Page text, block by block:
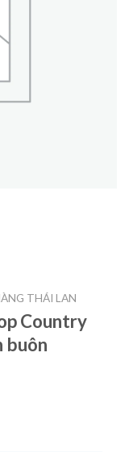
THÁI LAN
Country
buôn